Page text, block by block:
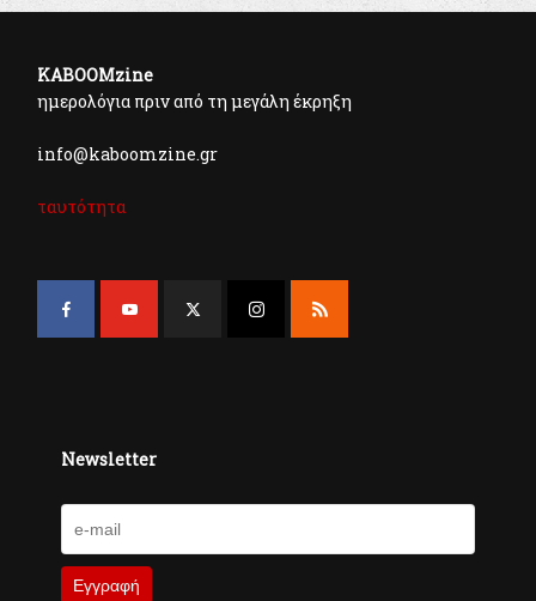
KABOOMzine
ημερολόγια πριν από τη μεγάλη έκρηξη
info@kaboomzine.gr
ταυτότητα
Newsletter